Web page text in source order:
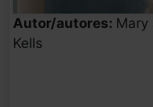
Autor/autores: Mary
Kells